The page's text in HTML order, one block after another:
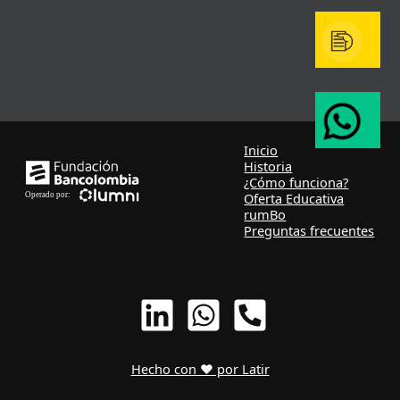
Inicio
Historia
¿Cómo funciona?
Oferta Educativa
rumBo
Preguntas frecuentes
Hecho con ❤ por Latir